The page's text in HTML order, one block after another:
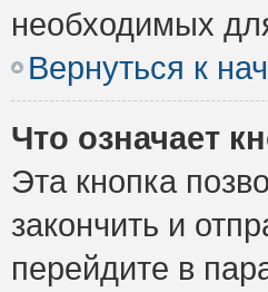
необходимых
Вернуться к
Что означает
Эта кнопка
закончить и
перейдите в